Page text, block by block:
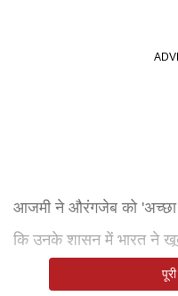
आजमी ने औरंगजेब को 'अच्छा
कि उनके शासन में भारत ने
चंद्रकांत पाटिल द्वारा